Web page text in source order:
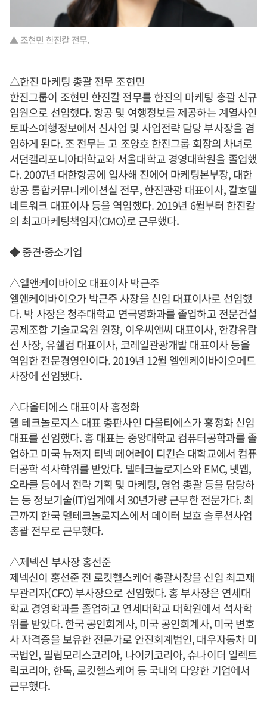
▲ 조현민 한진칼 전무.
△한진 마케팅 총괄 전무 조현민
한진그룹이 조현민 한진칼 전무를 한진의 마케팅 총괄 신규
임원으로 선임했다. 항공 및 여행정보를 제공하는 계열사인
토파스여행정보에서 신사업 및 사업전략 담당 부사장을 겸
임하게 된다. 조 전무는 고 조양호 한진그룹 회장의 차녀로
서던캘리포니아대학교와 서울대학교 경영대학원을 졸업했
다. 2007년 대한항공에 입사해 진에어 마케팅본부장, 대한
항공 통합커뮤니케이션실 전무, 한진관광 대표이사, 칼호텔
네트워크 대표이사 등을 역임했다. 2019년 6월부터 한진칼
의 최고마케팅책임자(CMO)로 근무했다.
◆ 중견·중소기업
△엘앤케이바이오 대표이사 박근주
엘앤케이바이오가 박근주 사장을 신임 대표이사로 선임했
다. 박 사장은 청주대학교 연극영화과를 졸업하고 전문건설
공제조합 기술교육원 원장, 이우씨앤씨 대표이사, 한강유람
선 사장, 유쉘컴 대표이사, 코레일관광개발 대표이사 등을
역임한 전문경영인이다. 2019년 12월 엘엔케이바이오메드
사장에 선임됐다.
△다올티에스 대표이사 홍정화
델 테크놀로지스 대표 총판사인 다올티에스가 홍정화 신임
대표를 선임했다. 홍 대표는 중앙대학교 컴퓨터공학과를 졸
업하고 미국 뉴저지 티넥 페어레이 디킨슨 대학교에서 컴퓨
터공학 석사학위를 받았다. 델테크놀로지스와 EMC, 넷앱,
오라클 등에서 전략 기획 및 마케팅, 영업 총괄 등을 담당하
는 등 정보기술(IT)업계에서 30년가량 근무한 전문가다. 최
근까지 한국 델테크놀로지스에서 데이터 보호 솔루션사업
총괄 전무로 근무했다.
△제넥신 부사장 홍선준
제넥신이 홍선준 전 로킷헬스케어 총괄사장을 신임 최고재
무관리자(CFO) 부사장으로 선임했다. 홍 부사장은 연세대
학교 경영학과를 졸업하고 연세대학교 대학원에서 석사학
위를 받았다. 한국 공인회계사, 미국 공인회계사, 미국 변호
사 자격증을 보유한 전문가로 안진회계법인, 대우자동차 미
국법인, 필립모리스코리아, 나이키코리아, 슈나이더 일렉트
릭코리아, 한독, 로킷헬스케어 등 국내외 다양한 기업에서
근무했다.